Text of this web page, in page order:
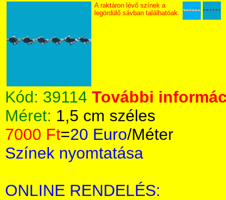
A raktáron lévő színek a
legördülő sávban találhatóak.
Kód: 39114 További
Méret: 1,5 cm széles
7000 Ft=20 Euro/Méter
Színek nyomtatása
ONLINE RENDELÉS: